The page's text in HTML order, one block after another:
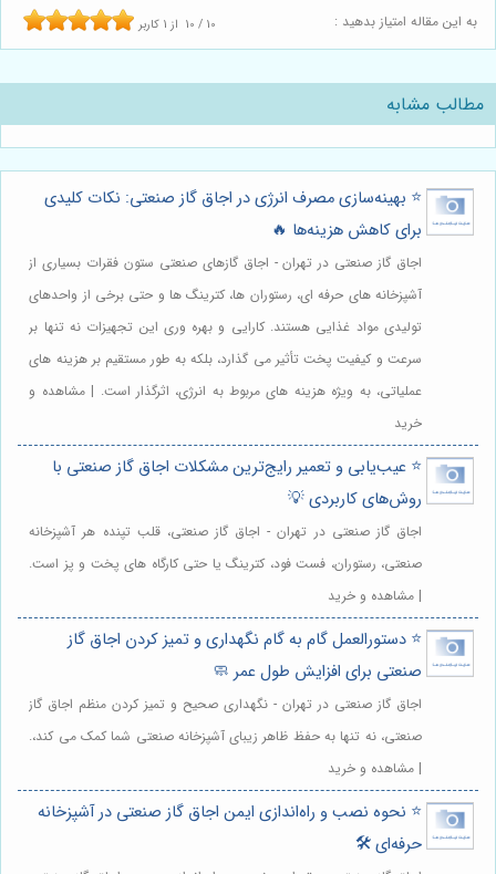
به این مقاله امتیاز بدهید : 10 / 10 از 1 کاربر
مطالب مشابه
⭐️ بهینه‌سازی مصرف انرژی در اجاق گاز صنعتی: نکات کلیدی
برای کاهش هزینه‌ها 🔥
اجاق گاز صنعتی در تهران - اجاق گازهای صنعتی ستون فقرات بسیاری از
آشپزخانه های حرفه ای، رستوران ها، کترینگ ها و حتی برخی از واحدهای
تولیدی مواد غذایی هستند. کارایی و بهره وری این تجهیزات نه تنها بر
سرعت و کیفیت پخت تأثیر می گذارد، بلکه به طور مستقیم بر هزینه های
عملیاتی، به ویژه هزینه های مربوط به انرژی، اثرگذار است. | مشاهده و
خرید
⭐️ عیب‌یابی و تعمیر رایج‌ترین مشکلات اجاق گاز صنعتی با
روش‌های کاربردی 💡
اجاق گاز صنعتی در تهران - اجاق گاز صنعتی، قلب تپنده هر آشپزخانه
صنعتی، رستوران، فست فود، کترینگ یا حتی کارگاه های پخت و پز است.
| مشاهده و خرید
⭐️ دستورالعمل گام به گام نگهداری و تمیز کردن اجاق گاز
صنعتی برای افزایش طول عمر 🧼
اجاق گاز صنعتی در تهران - نگهداری صحیح و تمیز کردن منظم اجاق گاز
صنعتی، نه تنها به حفظ ظاهر زیبای آشپزخانه صنعتی شما کمک می کند،.
| مشاهده و خرید
⭐️ نحوه نصب و راه‌اندازی ایمن اجاق گاز صنعتی در آشپزخانه
حرفه‌ای 🛠️